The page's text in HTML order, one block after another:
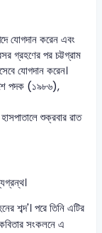
যোগদান করেন এবং
গ্রহণের পর চট্টগ্রাম
যোগদান করেন।
পদক (১৯৮৬),
শুক্রবার রাত
শব্দ'। পরে তিনি এটির
সংকলনে এ